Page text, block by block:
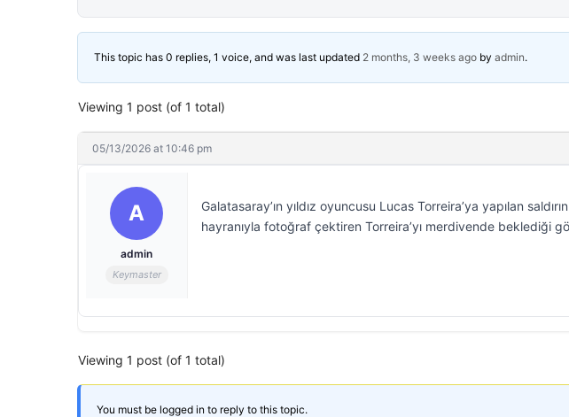
This topic has 0 replies, 1 voice, and was last updated 2 months, 3 weeks ago by admin.
Viewing 1 post (of 1 total)
05/13/2026 at 10:46 pm
A
admin
Keymaster
Galatasaray’ın yıldız oyuncusu Lucas Torreira’ya yapılan
hayranıyla fotoğraf çektiren Torreira’yı merdivende beklediği
Viewing 1 post (of 1 total)
You must be logged in to reply to this topic.